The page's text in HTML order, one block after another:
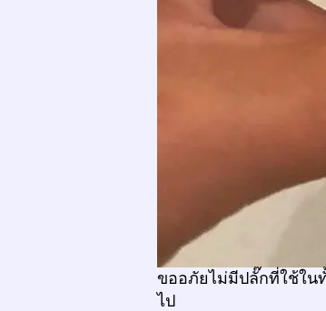
ขออภัยไม่มีปลั๊กที่ใช้ใน
ไป